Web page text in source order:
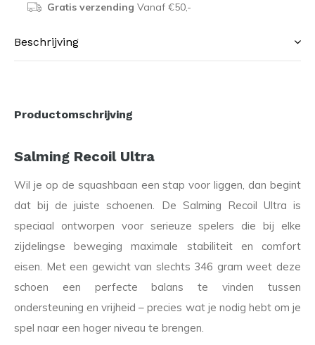
Gratis verzending Vanaf €50,-
Beschrijving
Productomschrijving
Salming Recoil Ultra
Wil je op de squashbaan een stap voor liggen, dan begint
dat bij de juiste schoenen. De Salming Recoil Ultra is
speciaal ontworpen voor serieuze spelers die bij elke
zijdelingse beweging maximale stabiliteit en comfort
eisen. Met een gewicht van slechts 346 gram weet deze
schoen een perfecte balans te vinden tussen
ondersteuning en vrijheid – precies wat je nodig hebt om je
spel naar een hoger niveau te brengen.